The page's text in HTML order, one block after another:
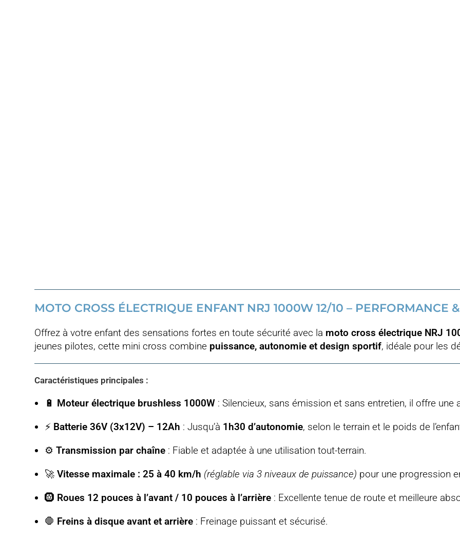
MOTO CROSS ÉLECTRIQUE ENFANT NRJ 1000W 12/10 – PERFORMANCE
Offrez à votre enfant des sensations fortes en toute sécurité avec la moto cross électrique NRJ
jeunes pilotes, cette mini cross combine puissance, autonomie et design sportif, idéale pour les
Caractéristiques principales :
🔋 Moteur électrique brushless 1000W : Silencieux, sans émission et sans entretien, il offre
⚡ Batterie 36V (3x12V) – 12Ah : Jusqu’à 1h30 d’autonomie, selon le terrain et le poids de
⚙️Transmission par chaîne : Fiable et adaptée à une utilisation tout-terrain.
🚀Vitesse maximale : 25 à 40 km/h (réglable via 3 niveaux de puissance) pour une progression
🛞 Roues 12 pouces à l’avant / 10 pouces à l’arrière : Excellente tenue de route et meilleure
🛑 Freins à disque avant et arrière : Freinage puissant et sécurisé.